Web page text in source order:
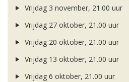
Vrijdag 3 november, 21.00 uur
Vrijdag 27 oktober, 21.00 uur
Vrijdag 20 oktober, 21.00 uur
Vrijdag 13 oktober, 21.00 uur
Vrijdag 6 oktober, 21.00 uur